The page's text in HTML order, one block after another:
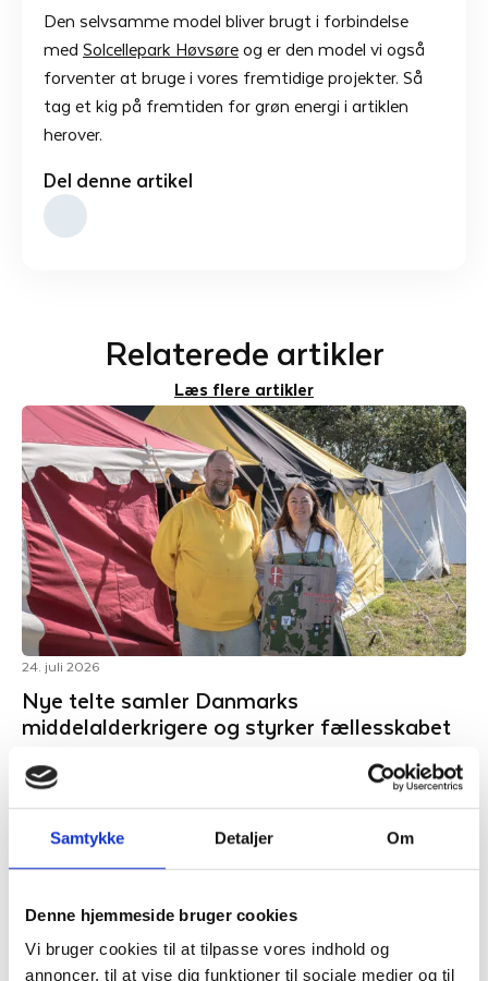
Samtykke Detaljer Om
Denne hjemmeside bruger cookies
Vi bruger cookies til at tilpasse vores indhold og
annoncer, til at vise dig funktioner til sociale medier og til
Den selvsamme model bliver brugt i forbindelse
med Solcellepark Høvsøre og er den model vi også
forventer at bruge i vores fremtidige projekter. Så
tag et kig på fremtiden for grøn energi i artiklen
herover.
Del denne artikel
Relaterede artikler
Læs flere artikler
Nye telte samler Danmarks
middelalderkrigere og styrker fællesskabet
24. juli 2026
Næsten 500 år efter middelalderen sluttede i Danmark fyldes
Spøttrup Borg igen af lyden af klingende sværd og buldrende
rustninger.…